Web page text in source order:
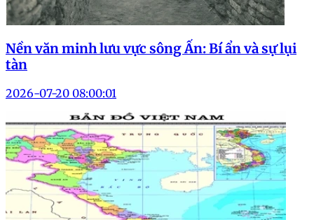
Nền văn minh lưu vực sông Ấn: Bí ẩn và sự lụi
tàn
2026-07-20 08:00:01